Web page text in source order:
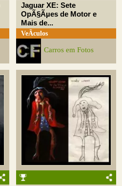
Jaguar XE: Sete
OpÃ§Ãµes de Motor e
Mais de...
VeÃ­culos
Carros em Fotos